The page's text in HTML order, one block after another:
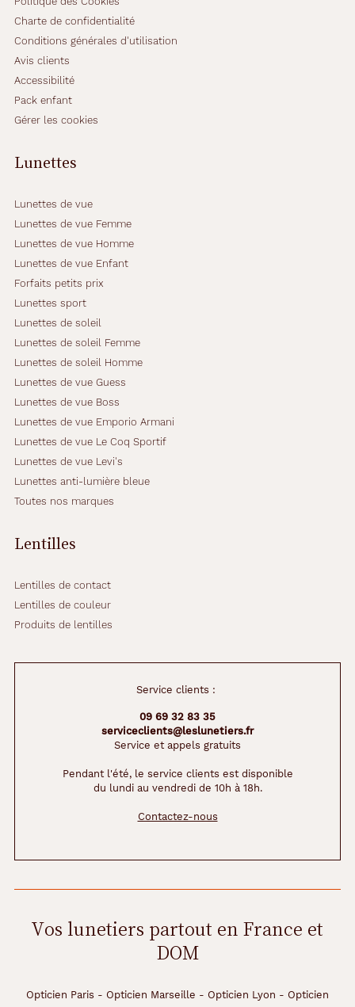
r
e
c
h
r
c
e
n
u
n
p
a
i
r
c
h
i
c
a
i
s
s
m
p
e
,
o
u
a
e
de
Charte de confidentialité
Conditions générales d'utilisation
Avis clients
Accessibilité
Pack enfant
Gérer les cookies
Lunettes
Lunettes de vue
Lunettes de vue Femme
Lunettes de vue Homme
Lunettes de vue Enfant
Forfaits petits prix
Lunettes sport
Lunettes de soleil
Lunettes de soleil Femme
Lunettes de soleil Homme
Lunettes de vue Guess
Lunettes de vue Boss
Lunettes de vue Emporio Armani
Lunettes de vue Le Coq Sportif
Lunettes de vue Levi's
Lunettes anti-lumière bleue
Toutes nos marques
Lentilles
Lentilles de contact
Lentilles de couleur
Produits de lentilles
Service clients :
09 69 32 83 35
serviceclients@leslunetiers.fr
Service et appels gratuits
Pendant l'été, le service clients est disponible
du lundi au vendredi de 10h à 18h.
Contactez-nous
Vos lunetiers partout en France et
DOM
Opticien Paris - Opticien Marseille - Opticien Lyon - Opticien